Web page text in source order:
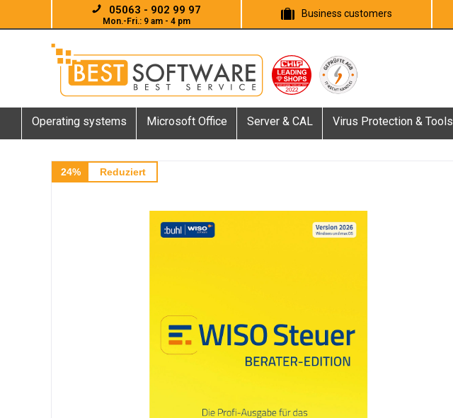
05063 - 902 99 97
Mon.-Fri.: 9 am - 4 pm
Business customers
Operating systems Microsoft Office Server & CAL Virus Protection & Tools
24% Reduziert